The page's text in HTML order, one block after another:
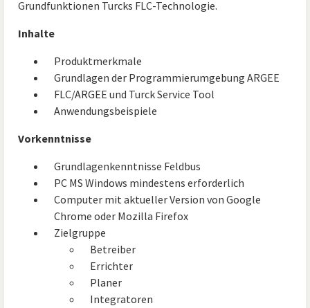
Grundfunktionen Turcks FLC-Technologie.
Inhalte
Produktmerkmale
Grundlagen der Programmierumgebung ARGEE
FLC/ARGEE und Turck Service Tool
Anwendungsbeispiele
Vorkenntnisse
Grundlagenkenntnisse Feldbus
PC MS Windows mindestens erforderlich
Computer mit aktueller Version von Google
Chrome oder Mozilla Firefox
Zielgruppe
Betreiber
Errichter
Planer
Integratoren